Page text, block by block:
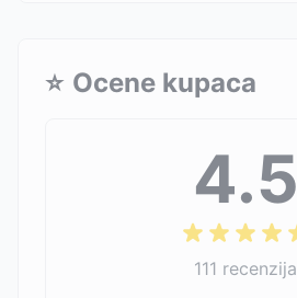
⭐ Ocene kupaca
4.5
111 recenzija